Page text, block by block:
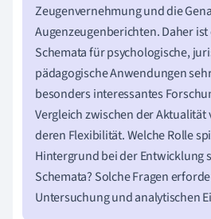
Zeugenvernehmung und die
Augenzeugenberichten. Daher
Schemata für psychologische,
pädagogische Anwendungen
besonders interessantes
Vergleich zwischen der Aktualität
deren Flexibilität. Welche Rolle
Hintergrund bei der Entwicklung
Schemata? Solche Fragen
Untersuchung und analytischen